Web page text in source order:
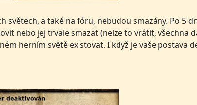
světech, a také na fóru, nebudou smazány. Po 5
nebo jej trvale smazat (nelze to vrátit, všechna
herním světě existovat. I když je vaše postava